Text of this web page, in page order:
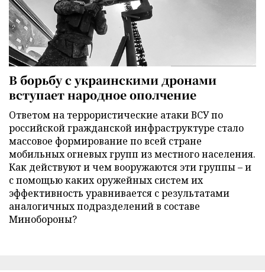
В борьбу с украинскими дронами
вступает народное ополчение
Ответом на террористические атаки ВСУ по
российской гражданской инфраструктуре стало
массовое формирование по всей стране
мобильных огневых групп из местного населения.
Как действуют и чем вооружаются эти группы – и
с помощью каких оружейных систем их
эффективность уравнивается с результатами
аналогичных подразделений в составе
Минобороны?